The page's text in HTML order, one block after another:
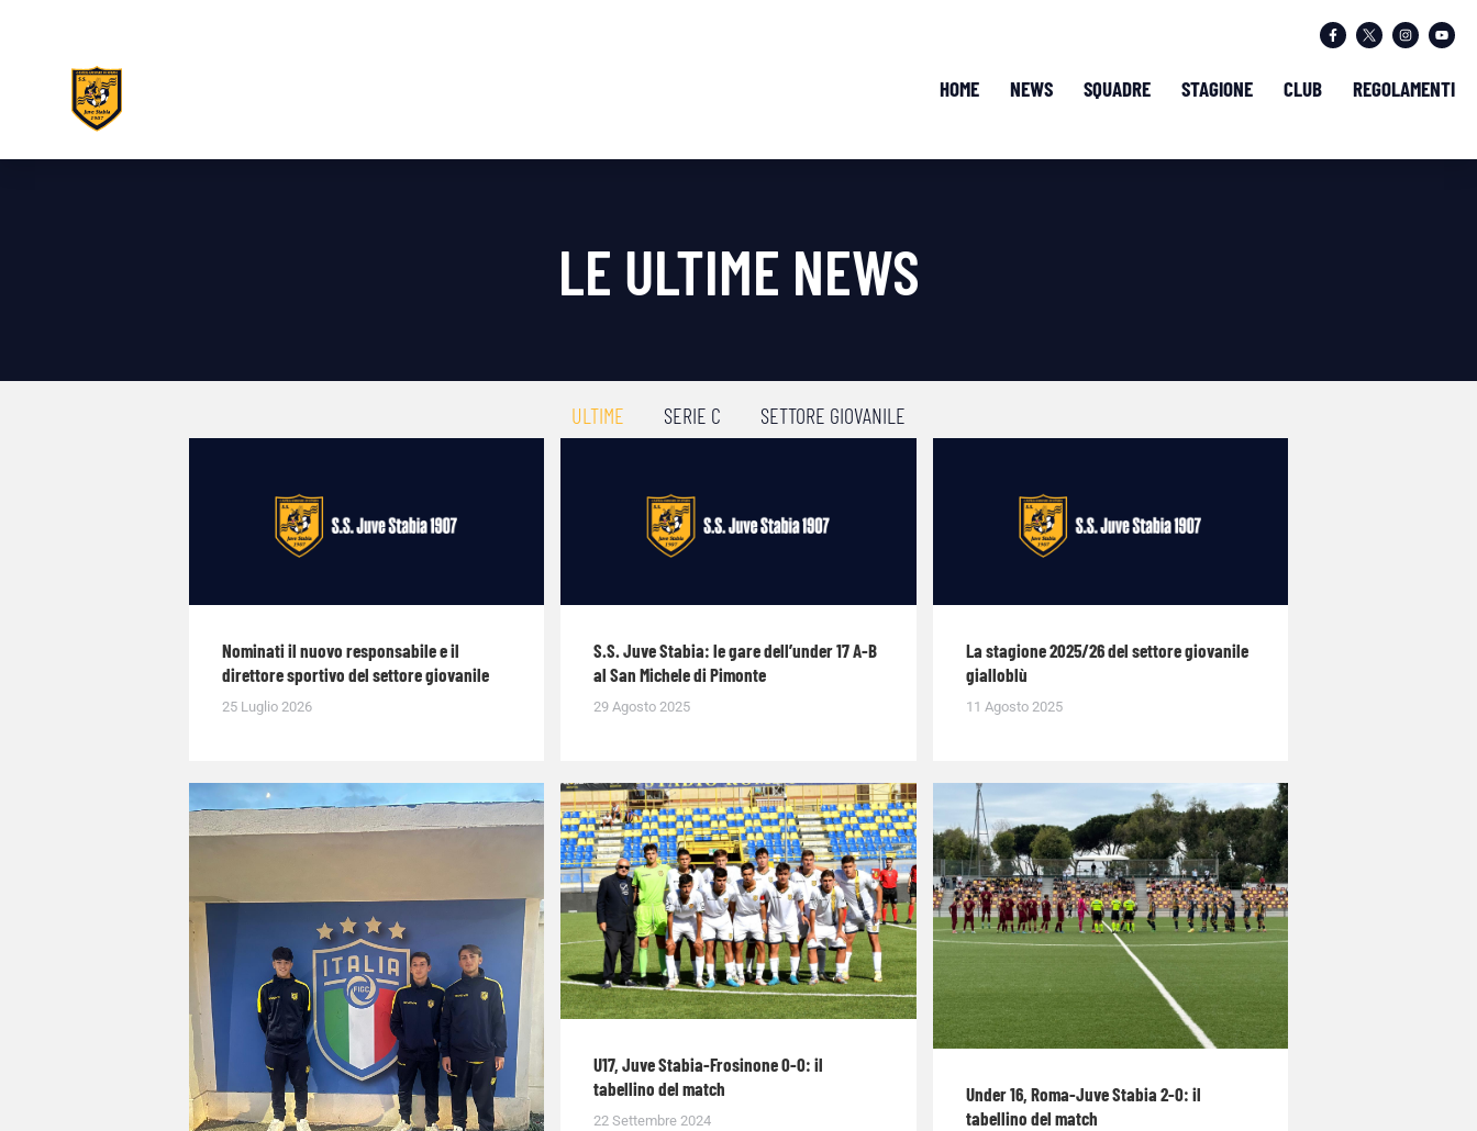
HOME NEWS SQUADRE STAGIONE CLUB REGOLAMENTI
LE ULTIME NEWS
ULTIME SERIE C SETTORE GIOVANILE
Nominati il nuovo responsabile e il
direttore sportivo del settore giovanile
25 Luglio 2026
S.S. Juve Stabia: le gare dell’under 17 A-B
al San Michele di Pimonte
29 Agosto 2025
La stagione 2025/26 del settore giovanile
gialloblù
11 Agosto 2025
U17, Juve Stabia-Frosinone 0-0: il
tabellino del match
22 Settembre 2024
Under 16, Roma-Juve Stabia 2-0: il
tabellino del match